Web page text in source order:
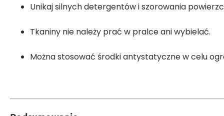
Unikaj silnych detergentów i szorowania
Tkaniny nie należy prać w pralce ani wybielać.
Można stosować środki antystatyczne w celu